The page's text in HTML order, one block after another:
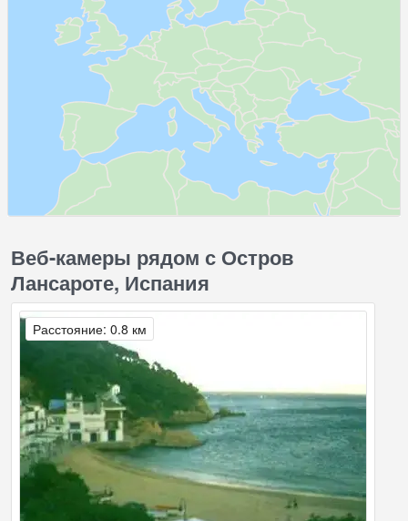
Веб-камеры рядом с Остров
Лансароте, Испания
Расстояние: 0.8 км